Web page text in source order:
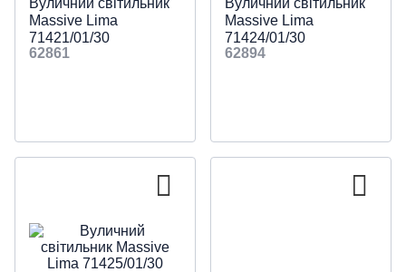
Вуличний світильник
Massive Lima
71421/01/30
62861
Вуличний світильник
Massive Lima
71424/01/30
62894